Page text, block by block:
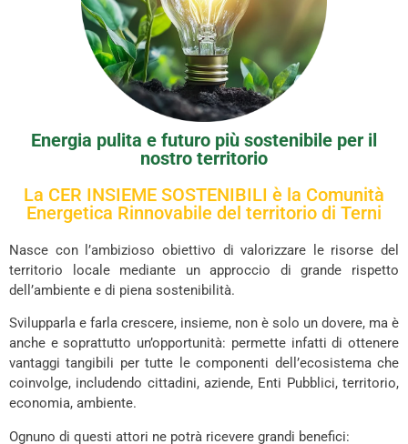
Energia pulita e futuro più sostenibile per il
nostro territorio
La CER INSIEME SOSTENIBILI è la Comunità
Energetica Rinnovabile del territorio di Terni
Nasce con l’ambizioso obiettivo di valorizzare le risorse del
territorio locale mediante un approccio di grande rispetto
dell’ambiente e di piena sostenibilità.
Svilupparla e farla crescere, insieme, non è solo un dovere, ma è
anche e soprattutto un’opportunità: permette infatti di ottenere
vantaggi tangibili per tutte le componenti dell’ecosistema che
coinvolge, includendo cittadini, aziende, Enti Pubblici, territorio,
economia, ambiente.
Ognuno di questi attori ne potrà ricevere grandi benefici: